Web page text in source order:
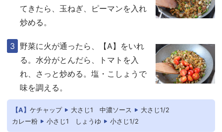
てきたら、玉ねぎ、ピーマンを入れ
炒める。
野菜に火が通ったら、【A】をいれ
る。水分がとんだら、トマトを入
れ、さっと炒める。塩・こしょうで
味を調える。
【A】 ケチャップ 大さじ1 中濃ソース
大さじ1/2
カレー粉
小さじ1 しょうゆ 小さじ1/2